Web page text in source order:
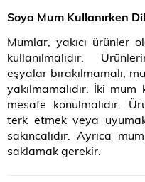
Soya Mum Kullanırken
Mumlar, yakıcı ürünler
kullanılmalıdır.
eşyalar bırakılmamalı,
yakılmamalıdır. İki
mesafe konulmalıdır.
terk etmek veya
sakıncalıdır. Ayrıca
saklamak gerekir.